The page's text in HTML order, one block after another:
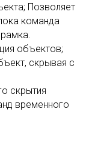
Позволяет
команда
объектов;
скрывая с
скрытия
временного